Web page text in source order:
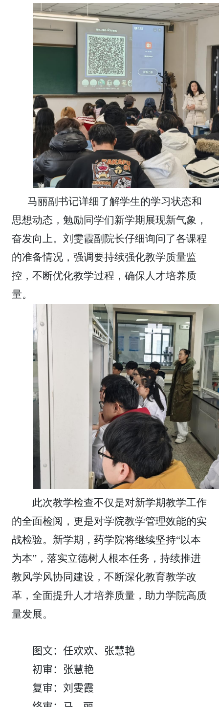
马丽副书记详细了解学生的学习状态和
思想动态，勉励同学们新学期展现新气象，
奋发向上。刘雯霞副院长仔细询问了各课程
的准备情况，强调要持续强化教学质量监
控，不断优化教学过程，确保人才培养质
量。
此次教学检查不仅是对新学期教学工作
的全面检阅，更是对学院教学管理效能的实
战检验。新学期，药学院将继续坚持“以本
为本”，落实立德树人根本任务，持续推进
教风学风协同建设，不断深化教育教学改
革，全面提升人才培养质量，助力学院高质
量发展。
图文：任欢欢、张慧艳
初审：张慧艳
复审：刘雯霞